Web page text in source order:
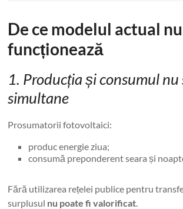
De ce modelul actual nu
funcționează
1. Producția și consumul
simultane
Prosumatorii fotovoltaici:
produc energie ziua;
consumă preponderent seara și
Fără utilizarea rețelei publice pentru
surplusul nu poate fi valorificat.